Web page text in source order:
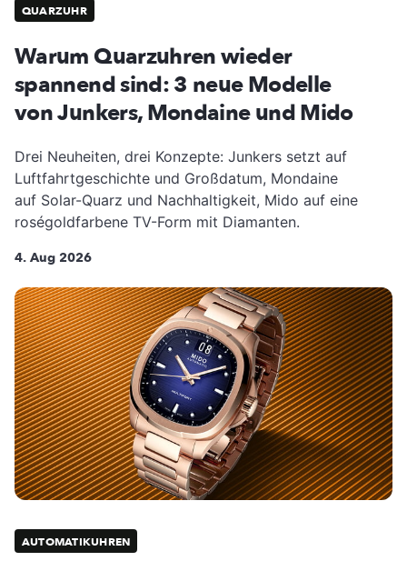
QUARZUHR
Warum Quarzuhren wieder
spannend sind: 3 neue Modelle
von Junkers, Mondaine und Mido
Drei Neuheiten, drei Konzepte: Junkers setzt auf
Luftfahrtgeschichte und Großdatum, Mondaine
auf Solar-Quarz und Nachhaltigkeit, Mido auf eine
roségoldfarbene TV-Form mit Diamanten.
4. Aug 2026
AUTOMATIKUHREN